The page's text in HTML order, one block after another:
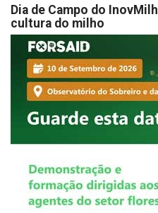
Dia de Campo do
cultura do milho